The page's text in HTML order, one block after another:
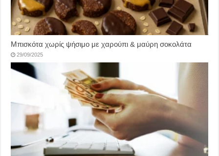
Μπισκότα χωρίς ψήσιμο με χαρούπι & μαύρη σοκολάτα
29/09/2025